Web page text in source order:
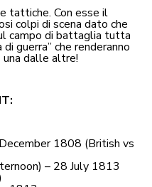
tattiche. Con esse il
colpi di scena dato che
campo di battaglia tutta
guerra” che renderanno
una dalle altre!
1808 (British vs
– 28 July 1813